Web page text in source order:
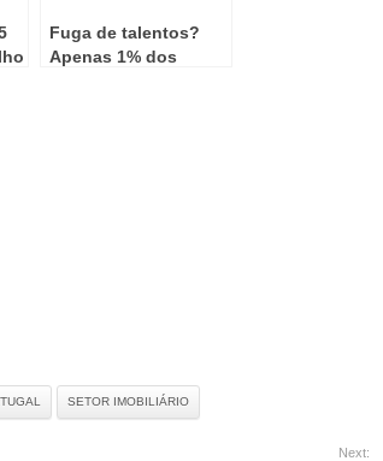
Fuga de talentos?
Apenas 1% dos
SETOR IMOBILIÁRIO
Next: